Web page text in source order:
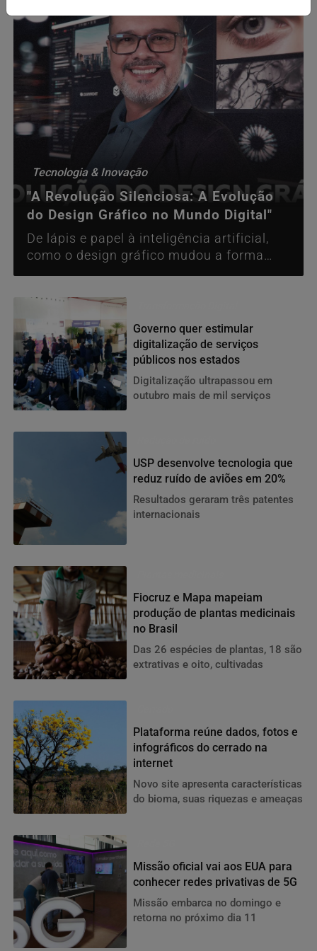
Tecnologia & Inovação
"A Revolução Silenciosa: A Evolução
do Design Gráfico no Mundo Digital"
De lápis e papel à inteligência artificial,
como o design gráfico mudou a forma
como nos conectamos com o mundo.
Governo quer estimular
digitalização de serviços
públicos nos estados
Digitalização ultrapassou em
outubro mais de mil serviços
USP desenvolve tecnologia que
reduz ruído de aviões em 20%
Resultados geraram três patentes
internacionais
Fiocruz e Mapa mapeiam
produção de plantas medicinais
no Brasil
Das 26 espécies de plantas, 18 são
extrativas e oito, cultivadas
Plataforma reúne dados, fotos e
infográficos do cerrado na
internet
Novo site apresenta características
do bioma, suas riquezas e ameaças
Missão oficial vai aos EUA para
conhecer redes privativas de 5G
Missão embarca no domingo e
retorna no próximo dia 11